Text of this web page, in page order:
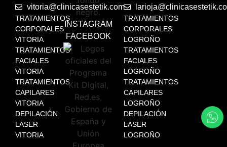
vitoria@clinicasestetik.com
TRATAMIENTOS
CORPORALES
VITORIA
TRATAMIENTOS
FACIALES
VITORIA
TRATAMIENTOS
CAPILARES
VITORIA
DEPILACIÓN
LASER
VITORIA
INSTAGRAM
FACEBOOK
TRATAMIENTOS
CORPORALES
LOGROÑO
TRATAMIENTOS
FACIALES
LOGROÑO
TRATAMIENTOS
CAPILARES
LOGROÑO
DEPILACIÓN
LASER
LOGROÑO